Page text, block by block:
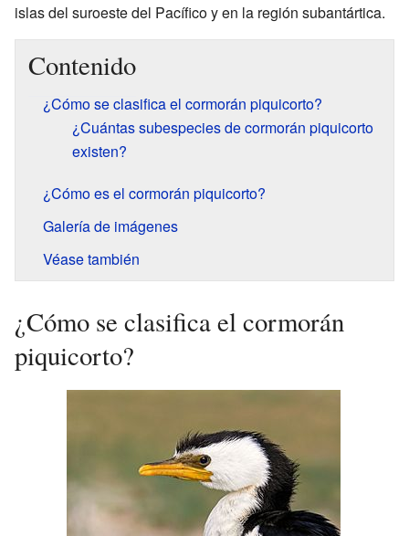
islas del suroeste del Pacífico y en la región subantártica.
Contenido
¿Cómo se clasifica el cormorán piquicorto?
¿Cuántas subespecies de cormorán piquicorto
existen?
¿Cómo es el cormorán piquicorto?
Galería de imágenes
Véase también
¿Cómo se clasifica el cormorán
piquicorto?